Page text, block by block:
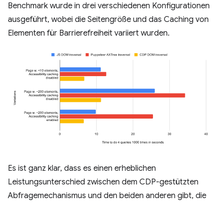
Benchmark wurde in drei verschiedenen Konfigurationen
ausgeführt, wobei die Seitengröße und das Caching von
Elementen für Barrierefreiheit variiert wurden.
Es ist ganz klar, dass es einen erheblichen
Leistungsunterschied zwischen dem CDP-gestützten
Abfragemechanismus und den beiden anderen gibt, die